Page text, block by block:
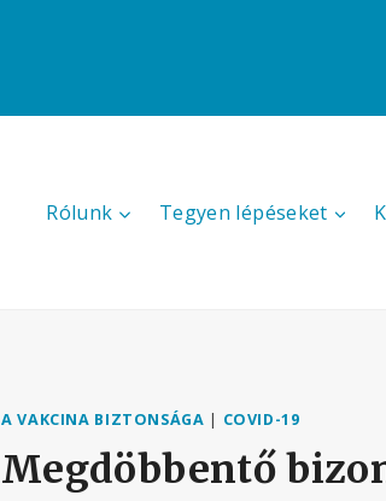
Rólunk Tegyen lépéseket
A VAKCINA BIZTONSÁGA | COVID-19
Megdöbbentő